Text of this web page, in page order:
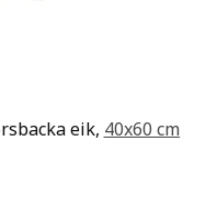
eik, 40x60 cm